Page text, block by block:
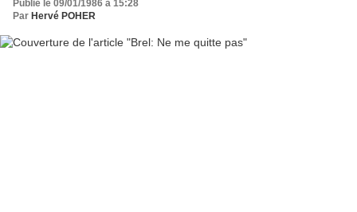
Publié le 09/01/1986 à 15:28
Par Hervé POHER